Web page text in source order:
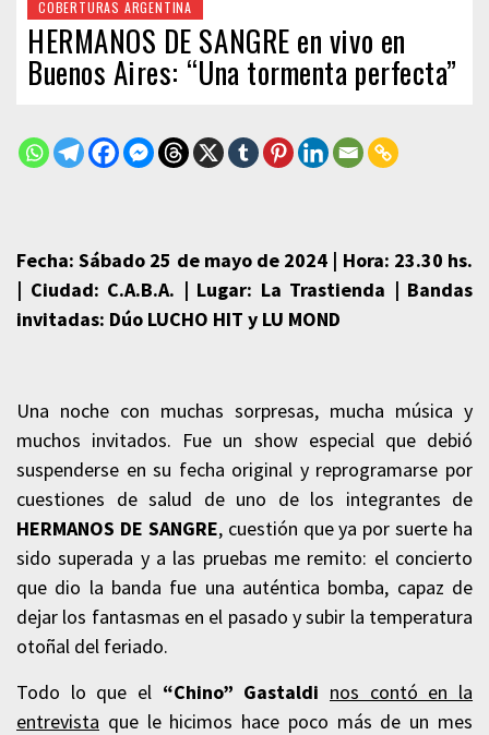
COBERTURAS ARGENTINA
HERMANOS DE SANGRE en vivo en
Buenos Aires: “Una tormenta perfecta”
Fecha: Sábado 25 de mayo de 2024 | Hora: 23.30 hs.
| Ciudad: C.A.B.A. | Lugar: La Trastienda | Bandas
invitadas: Dúo LUCHO HIT y LU MOND
Una noche con muchas sorpresas, mucha música y
muchos invitados. Fue un show especial que debió
suspenderse en su fecha original y reprogramarse por
cuestiones de salud de uno de los integrantes de
HERMANOS DE SANGRE, cuestión que ya por suerte ha
sido superada y a las pruebas me remito: el concierto
que dio la banda fue una auténtica bomba, capaz de
dejar los fantasmas en el pasado y subir la temperatura
otoñal del feriado.
Todo lo que el “Chino” Gastaldi nos contó en la
entrevista que le hicimos hace poco más de un mes